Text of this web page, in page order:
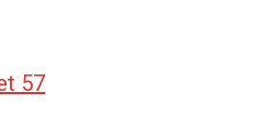
57